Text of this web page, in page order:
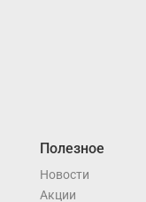
Полезное
Новости
Акции